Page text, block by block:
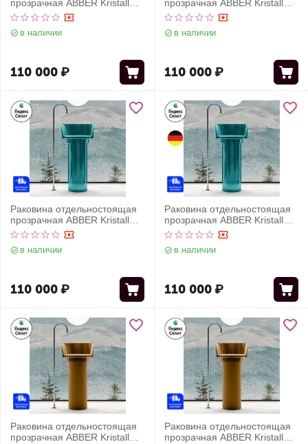
прозрачная ABBER Kristall
AT2702Emerald зеленая
в наличии
110 000₽
прозрачная ABBER Kristall
AT2702Emerald-H зеленая
в наличии
110 000₽
Раковина отдельностоящая
прозрачная ABBER Kristall
AT2702Aquamarin бирюзовая
в наличии
110 000₽
Раковина отдельностоящая
прозрачная ABBER Kristall
AT2702Aquamarin-H
бирюзовая
в наличии
110 000₽
Раковина отдельностоящая
прозрачная ABBER Kristall
Раковина отдельностоящая
прозрачная ABBER Kristall